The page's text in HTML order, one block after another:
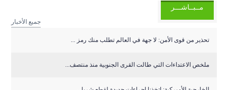
مــبــاشـــر
جميع الأخبار
تحذير من قوى الأمن: لا جهة في العالم تطلب منك رمز ...
ملخص الاعتداءات التي طالت القرى الجنوبية منذ منتصف...